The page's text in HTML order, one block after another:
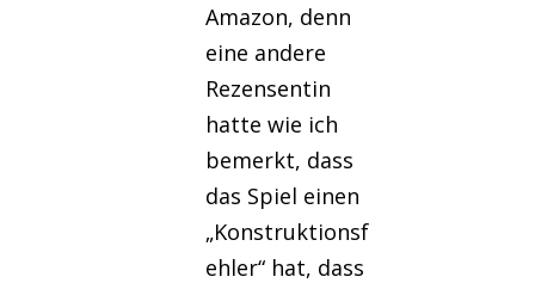
Amazon, denn
eine andere
Rezensentin
hatte wie ich
bemerkt, dass
das Spiel einen
„Konstruktionsf
ehler“ hat, dass